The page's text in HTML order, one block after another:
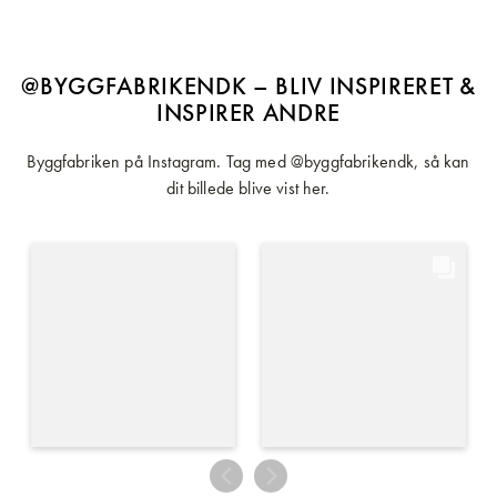
@BYGGFABRIKENDK – BLIV INSPIRERET &
INSPIRER ANDRE
Byggfabriken på Instagram. Tag med @byggfabrikendk, så kan
dit billede blive vist her.